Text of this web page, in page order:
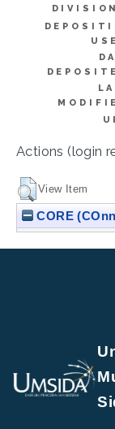
Actions (login
View Item
CORE